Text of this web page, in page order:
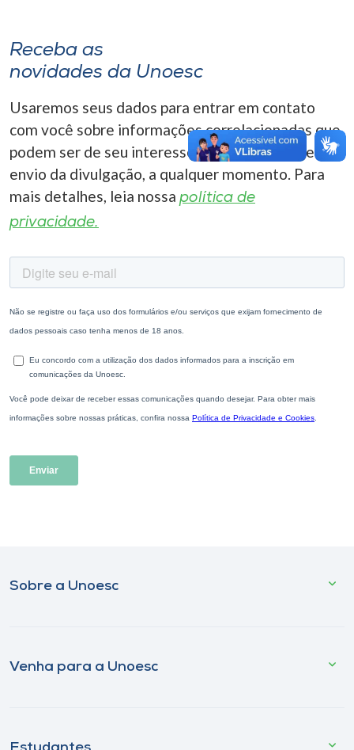
A-
Receba as
novidades da Unoesc
Usaremos seus dados para entrar em contato
com você sobre informações correlacionadas que
podem ser de seu interesse. Você pode cancelar o
envio da divulgação, a qualquer momento. Para
mais detalhes, leia nossa política de
privacidade.
Sobre a Unoesc
Venha para a Unoesc